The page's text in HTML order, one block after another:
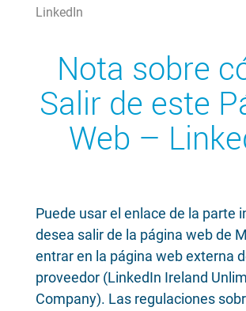
LinkedIn
Nota sobre
Salir de este
Web –
Puede usar el enlace de la parte
desea salir de la página web de
entrar en la página web externa
proveedor (LinkedIn Ireland
Company). Las regulaciones